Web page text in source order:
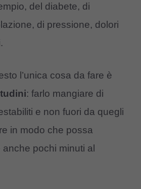
del diabete, di
di pressione, dolori
l’unica cosa da fare è
: farlo mangiare di
e non fuori da quegli
in modo che possa
pochi minuti al